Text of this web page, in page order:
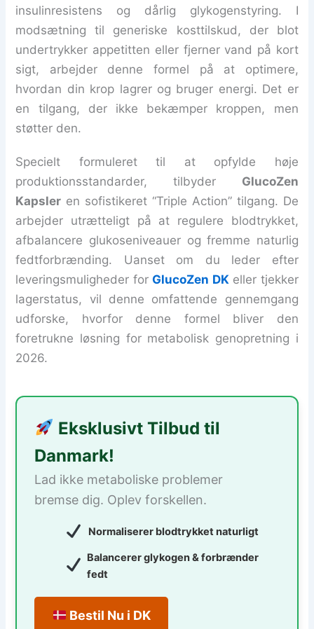
insulinresistens og dårlig glykogenstyring. I
modsætning til generiske kosttilskud, der blot
undertrykker appetitten eller fjerner vand på kort
sigt, arbejder denne formel på at optimere,
hvordan din krop lagrer og bruger energi. Det er
en tilgang, der ikke bekæmper kroppen, men
støtter den.
Specielt formuleret til at opfylde høje
produktionsstandarder, tilbyder GlucoZen
Kapsler en sofistikeret “Triple Action” tilgang. De
arbejder utrætteligt på at regulere blodtrykket,
afbalancere glukoseniveauer og fremme naturlig
fedtforbrænding. Uanset om du leder efter
leveringsmuligheder forGlucoZen DKeller tjekker
lagerstatus, vil denne omfattende gennemgang
udforske, hvorfor denne formel bliver den
foretrukne løsning for metabolisk genopretning i
2026.
Eksklusivt Tilbud til
Danmark!
Lad ikke metaboliske problemer
bremse dig. Oplev forskellen.
Normaliserer blodtrykket naturligt
Balancerer glykogen & forbrænder
fedt
Bestil Nu i DK